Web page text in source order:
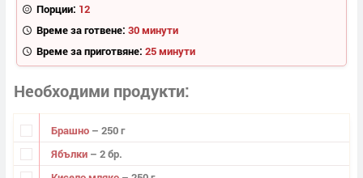
Порции: 12
Време за готвене: 30 минути
Време за приготвяне: 25 минути
Необходими продукти
Брашно – 250 г
Ябълки – 2 бр.